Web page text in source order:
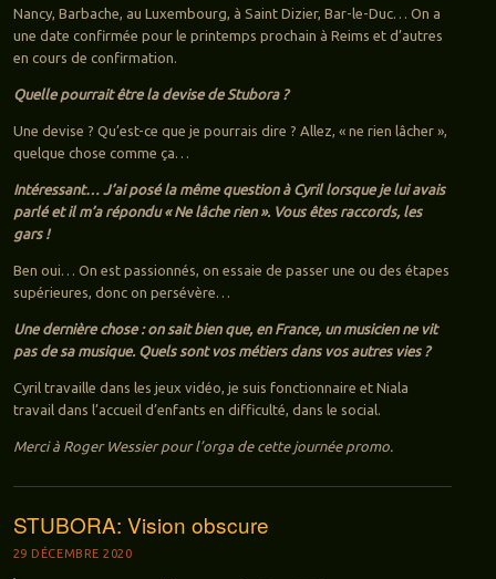
Nancy, Barbache, au Luxembourg, à Saint Dizier, Bar-le-Duc… On a
une date confirmée pour le printemps prochain à Reims et d’autres
en cours de confirmation.
Quelle pourrait être la devise de Stubora ?
Une devise ? Qu’est-ce que je pourrais dire ? Allez, « ne rien lâcher »,
quelque chose comme ça…
Intéressant… J’ai posé la même question à Cyril lorsque je lui avais
parlé et il m’a répondu « Ne lâche rien ». Vous êtes raccords, les
gars !
Ben oui… On est passionnés, on essaie de passer une ou des étapes
supérieures, donc on persévère…
Une dernière chose : on sait bien que, en France, un musicien ne vit
pas de sa musique. Quels sont vos métiers dans vos autres vies ?
Cyril travaille dans les jeux vidéo, je suis fonctionnaire et Niala
travail dans l’accueil d’enfants en difficulté, dans le social.
Merci à Roger Wessier pour l’orga de cette journée promo.
STUBORA: Vision obscure
29 DÉCEMBRE 2020